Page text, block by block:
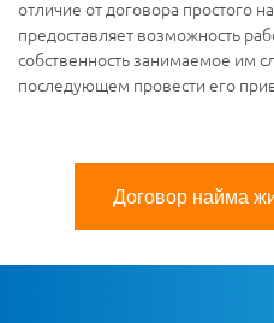
отличие от договора простого
предоставляет возможность
собственность занимаемое им
последующем провести его
Договор найма